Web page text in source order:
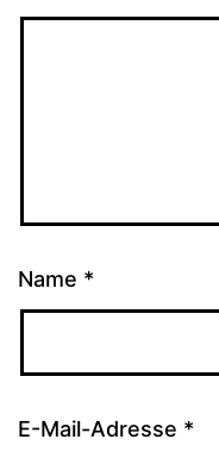
Name *
E-Mail-Adresse *